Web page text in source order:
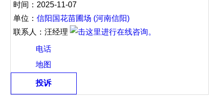
时间：2025-11-07
单位： 信阳国花苗圃场 (河南信阳)
联系人：汪经理
电话
地图
投诉